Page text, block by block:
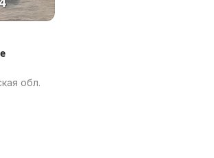
обл.